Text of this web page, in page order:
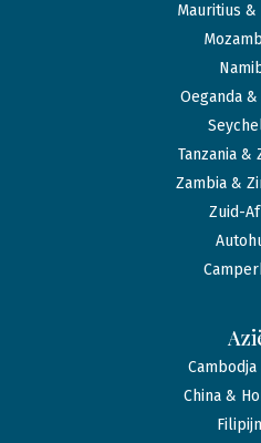
Mauritius &
Oeganda &
Tanzania &
Zambia &
Zuid-
Cambodja
China &